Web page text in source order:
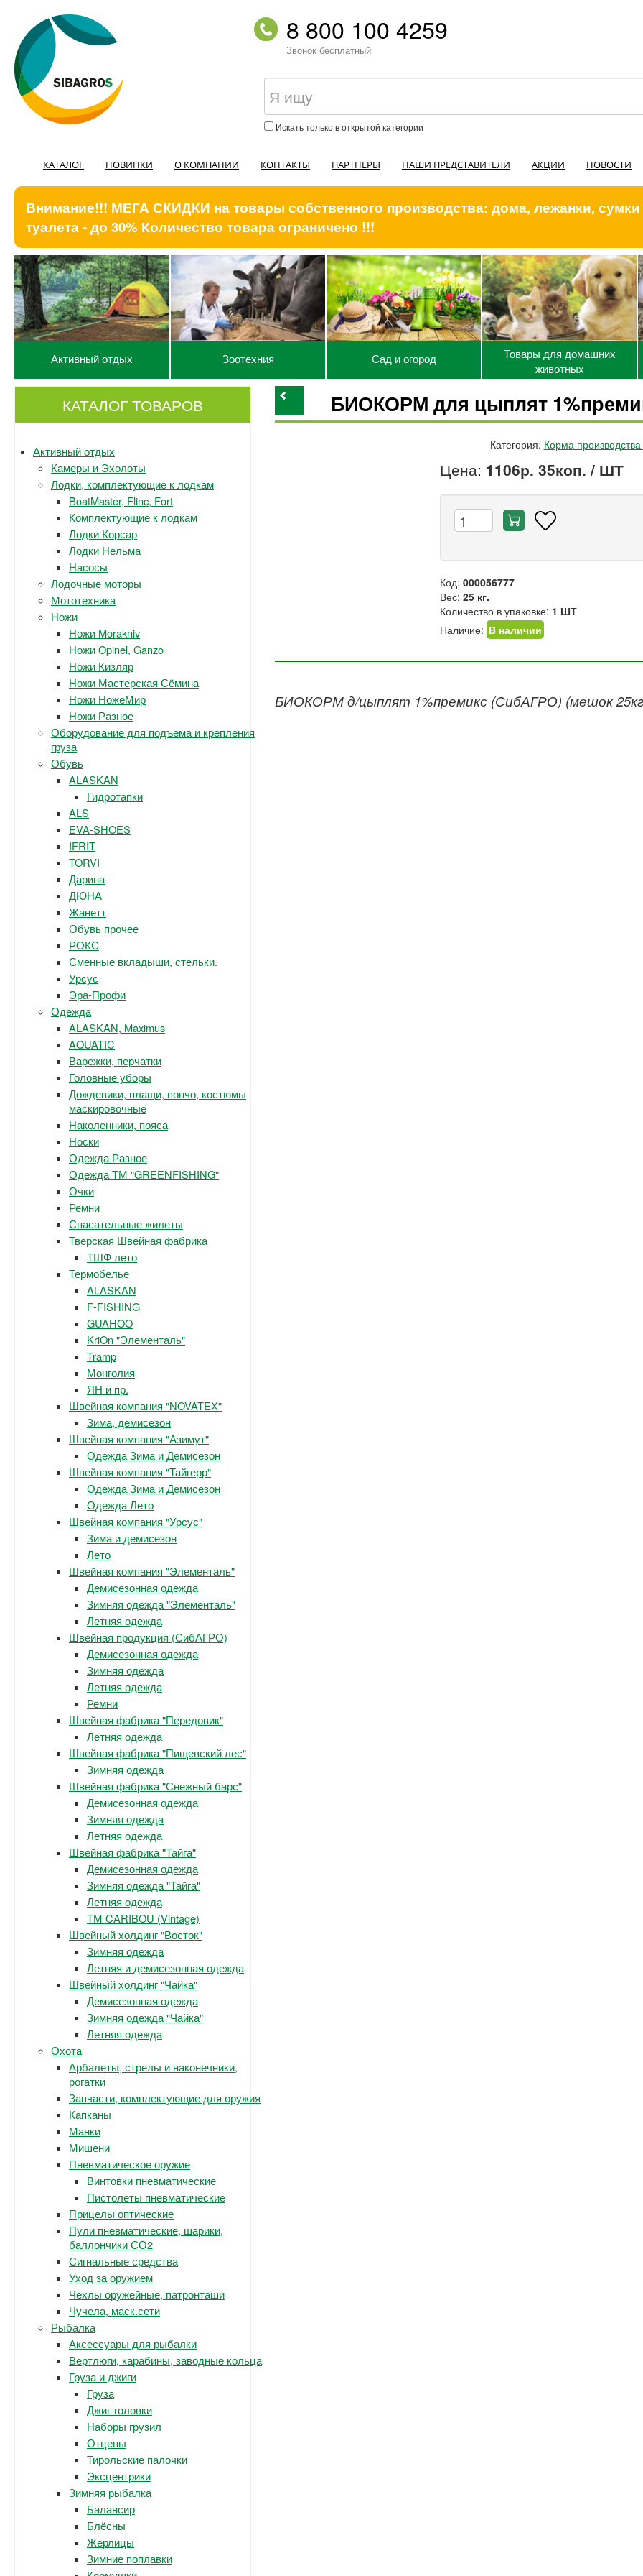
8 800 100 4259
Звонок бесплатный
Искать только в открытой категории
КАТАЛОГ НОВИНКИ О КОМПАНИИ КОНТАКТЫ ПАРТНЕРЫ НАШИ ПРЕДСТАВИТЕЛИ АКЦИИ НОВОСТИ
Внимание!!! МЕГА СКИДКИ на товары собственного производства: дома, лежанки,
туалета - до 30% Количество товара ограничено !!!
Активный отдых Зоотехния Сад и огород
Товары для домашних
животных
КАТАЛОГ ТОВАРОВ
Активный отдых
Камеры и Эхолоты
Лодки, комплектующие к лодкам
BoatMaster, Flinc, Fort
Комплектующие к лодкам
Лодки Корсар
Лодки Нельма
Насосы
Лодочные моторы
Мототехника
Ножи
Ножи Morakniv
Ножи Opinel, Ganzo
Ножи Кизляр
Ножи Мастерская Сёмина
Ножи НожеМир
Ножи Разное
Оборудование для подъема и крепления
груза
Обувь
ALASKAN
Гидротапки
ALS
EVA-SHOES
IFRIT
TORVI
Дарина
ДЮНА
Жанетт
Обувь прочее
РОКС
Сменные вкладыши, стельки.
Урсус
Эра-Профи
Одежда
ALASKAN, Maximus
AQUATIC
Варежки, перчатки
Головные уборы
Дождевики, плащи, пончо, костюмы
маскировочные
Наколенники, пояса
Носки
Одежда Разное
Одежда ТМ "GREENFISHING"
Очки
Ремни
Спасательные жилеты
Тверская Швейная фабрика
ТШФ лето
Термобелье
ALASKAN
F-FISHING
GUAHOO
KriOn "Элементаль"
Tramp
Монголия
ЯН и пр.
Швейная компания "NOVATEX"
Зима, демисезон
Швейная компания "Азимут"
Одежда Зима и Демисезон
Швейная компания "Тайгерр"
Одежда Зима и Демисезон
Одежда Лето
Швейная компания "Урсус"
Зима и демисезон
Лето
Швейная компания "Элементаль"
Демисезонная одежда
Зимняя одежда "Элементаль"
Летняя одежда
Швейная продукция (СибАГРО)
Демисезонная одежда
Зимняя одежда
Летняя одежда
Ремни
Швейная фабрика "Передовик"
Летняя одежда
Швейная фабрика "Пищевский лес"
Зимняя одежда
Швейная фабрика "Снежный барс"
Демисезонная одежда
Зимняя одежда
Летняя одежда
Швейная фабрика "Тайга"
Демисезонная одежда
Зимняя одежда "Тайга"
Летняя одежда
ТМ CARIBOU (Vintage)
Швейный холдинг "Восток"
Зимняя одежда
Летняя и демисезонная одежда
Швейный холдинг "Чайка"
Демисезонная одежда
Зимняя одежда "Чайка"
Летняя одежда
Охота
Арбалеты, стрелы и наконечники,
рогатки
Запчасти, комплектующие для оружия
Капканы
Манки
Мишени
Пневматическое оружие
Винтовки пневматические
Пистолеты пневматические
Прицелы оптические
Пули пневматические, шарики,
баллончики СО2
Сигнальные средства
Уход за оружием
Чехлы оружейные, патронташи
Чучела, маск.сети
Рыбалка
Аксессуары для рыбалки
Вертлюги, карабины, заводные кольца
Груза и джиги
Груза
Джиг-головки
Наборы грузил
Отцепы
Тирольские палочки
Эксцентрики
Зимняя рыбалка
Балансир
Блёсны
Жерлицы
Зимние поплавки
БИОКОРМ для цыплят
Категория: Корма
Цена: 1106р. 35коп. / ШТ
Код:000056777
Вес:25 кг.
Количество в упаковке: 1 ШТ
Наличие: В наличии
БИОКОРМ д/цыплят 1%премикс (СибАГРО) (мешок